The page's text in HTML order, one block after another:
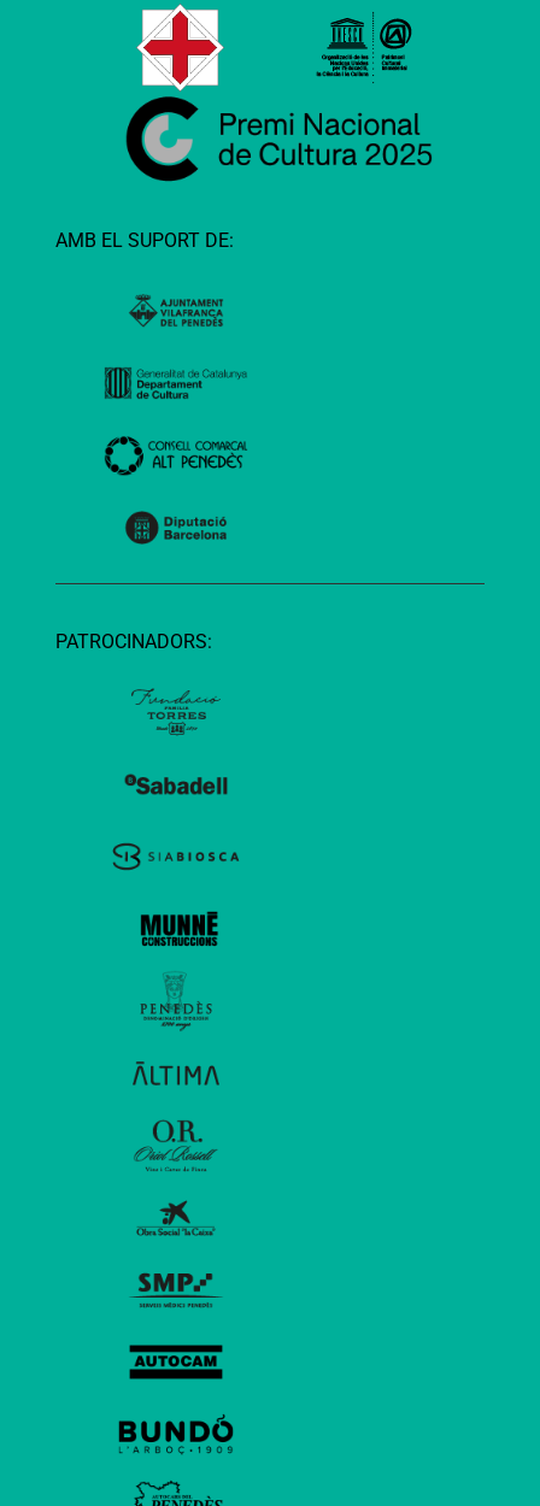
AMB EL SUPORT DE:
PATROCINADORS: